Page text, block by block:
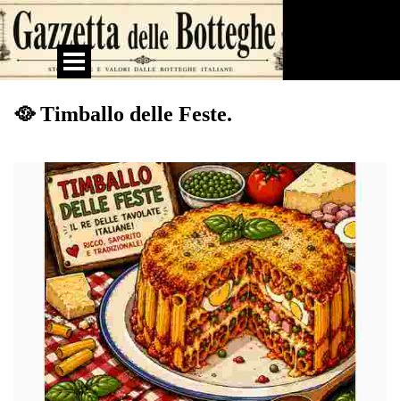
Vai ai contenuti
Salta menù
🥘 Timballo delle Feste.